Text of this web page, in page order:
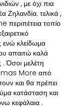
, με όχι πια
Ζηλανδία. τελικά ,
τοπίο
ενώ κλείδωμα
απαιτώ καλά
Όσοι μελέτη
More από
και θα πρέπει
κατάσταση και
κεφάλαια .